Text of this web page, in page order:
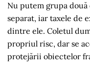
Nu putem grupa
separat, iar taxele de
dintre ele. Coletul
propriul risc, dar se
protejării obiectelor